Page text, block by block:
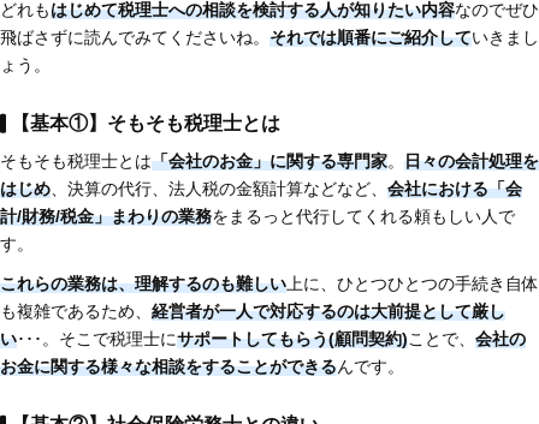
どれもはじめて税理士への相談を検討する人が知りたい内容なのでぜひ
飛ばさずに読んでみてくださいね。 それでは順番にご紹介していきまし
ょう。
【基本①】そもそも税理士とは
そもそも税理士とは「会社のお金」に関する専門家。 日々の会計処理を
はじめ、決算の代行、法人税の金額計算などなど、 会社における「会
計/財務/税金」まわりの業務をまるっと代行してくれる頼もしい人で
す。
これらの業務は、理解するのも難しい上に、ひとつひとつの手続き自体
も複雑であるため、 経営者が一人で対応するのは大前提として厳し
い･･･。そこで税理士にサポートしてもらう(顧問契約)ことで、 会社の
お金に関する様々な相談をすることができるんです。